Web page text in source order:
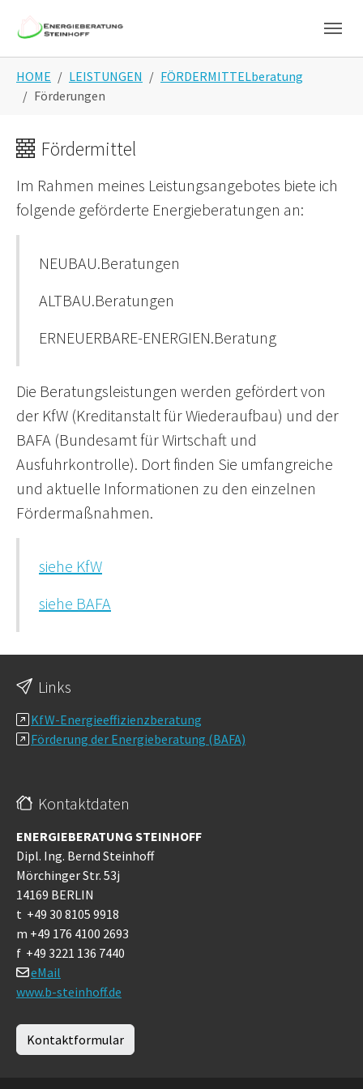
HOME LEISTUNGEN
FÖRDERMITTELberatung
Förderungen
Fördermittel
Im Rahmen meines Leistungsangebotes biete ich
folgende geförderte Energieberatungen an:
NEUBAU.Beratungen
ALTBAU.Beratungen
ERNEUERBARE-ENERGIEN.Beratung
Die Beratungsleistungen werden gefördert von
der KfW (Kreditanstalt für Wiederaufbau) und der
BAFA (Bundesamt für Wirtschaft und
Ausfuhrkontrolle). Dort finden Sie umfangreiche
und aktuelle Informationen zu den einzelnen
Fördermaßnahmen.
siehe KfW
siehe BAFA
Links
KfW-Energieeffizienzberatung
Förderung der Energieberatung (BAFA)
Kontaktdaten
ENERGIEBERATUNG STEINHOFF
Dipl. Ing. Bernd Steinhoff
Mörchinger Str. 53j
14169 BERLIN
t +49 30 8105 9918
m +49 176 4100 2693
f +49 3221 136 7440
eMail
www.b-steinhoff.de
Kontaktformular